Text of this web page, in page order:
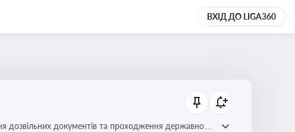
ВХІД ДО LIGA360
дозвільних документів та проходження державного